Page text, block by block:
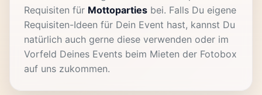
Requisiten für Mottoparties bei. Falls Du eigene
Requisiten-Ideen für Dein Event hast, kannst Du
natürlich auch gerne diese verwenden oder im
Vorfeld Deines Events beim Mieten der Fotobox
auf uns zukommen.